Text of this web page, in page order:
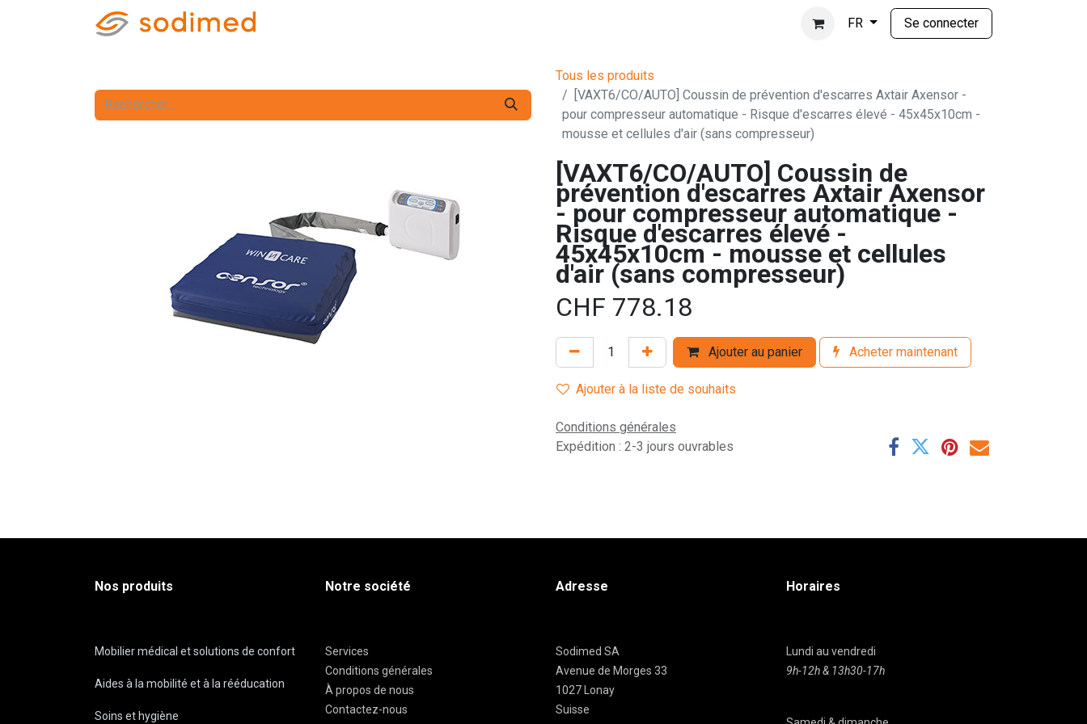
FR Se connecter
Tous les produits
[VAXT6/CO/AUTO] Coussin de prévention d'escarres Axtair Axensor -
pour compresseur automatique - Risque d'escarres élevé - 45x45x10cm -
mousse et cellules d'air (sans compresseur)
[VAXT6/CO/AUTO] Coussin de
prévention d'escarres Axtair Axensor
- pour compresseur automatique -
Risque d'escarres élevé -
45x45x10cm - mousse et cellules
d'air (sans compresseur)
CHF 778.18
Ajouter au panier Acheter maintenant
Ajouter à la liste de souhaits
Conditions générales
Expédition : 2-3 jours ouvrables
Nos produits
Mobilier médical et solutions de confort
Aides à la mobilité et à la rééducation
Soins et hygiène
Notre société
Services
Conditions générales
À propos de nous
Contactez-nous
Adresse
Sodimed SA
Avenue de Morges 33
1027 Lonay
Suisse
Horaires
Lundi au vendredi
9h-12h & 13h30-17h